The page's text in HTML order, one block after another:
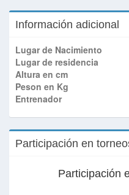
Información adicional
Lugar de Nacimiento
Lugar de residencia
Altura en cm
Peson en Kg
Entrenador
Participación en
Participación